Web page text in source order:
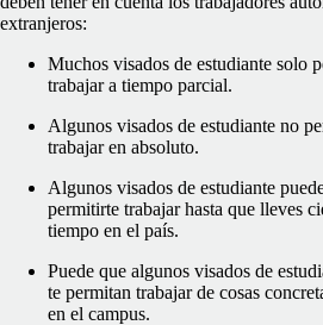
extranjeros:
Muchos visados de estudiante solo
trabajar a tiempo parcial.
Algunos visados de estudiante no
trabajar en absoluto.
Algunos visados de estudiante
permitirte trabajar hasta que lleves
tiempo en el país.
Puede que algunos visados de
te permitan trabajar de cosas
en el campus.